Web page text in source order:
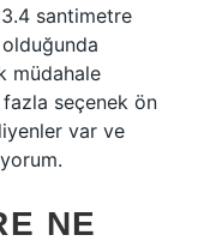
santimetre
müdahale
seçenek ön
var ve
NE